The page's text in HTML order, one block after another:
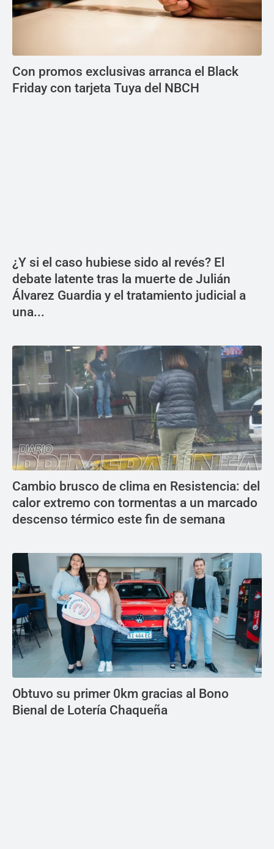
Con promos exclusivas arranca el Black
Friday con tarjeta Tuya del NBCH
¿Y si el caso hubiese sido al revés? El
debate latente tras la muerte de Julián
Álvarez Guardia y el tratamiento judicial a
una...
Cambio brusco de clima en Resistencia: del
calor extremo con tormentas a un marcado
descenso térmico este fin de semana
Obtuvo su primer 0km gracias al Bono
Bienal de Lotería Chaqueña